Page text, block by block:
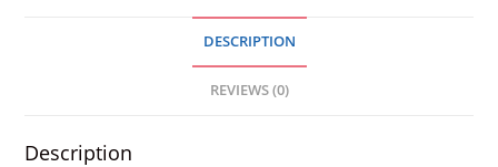
DESCRIPTION
REVIEWS (0)
Description